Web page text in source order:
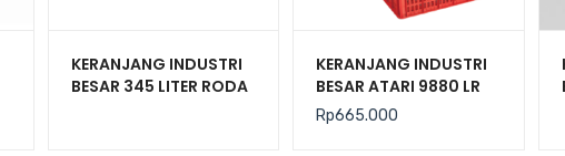
KERANJANG INDUSTRI
BESAR 345 LITER RODA
KERANJANG INDUSTRI
BESAR ATARI 9880 LR
UKURAN 100x80x63,6
CM
Rp665.000